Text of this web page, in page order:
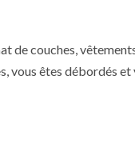
de couches,
vous êtes débordés et